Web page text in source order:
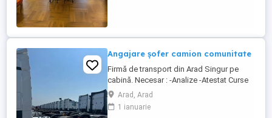
Angajare șofer camion comunitate
Firmă de transport din Arad Singur pe
cabină. Necesar : -Analize -Atestat Curse
circuit in 15 zile 3 zile libere 30 zile 7 zile
libere 8 săptămâni 14 zile libere
Austria,Cehia,Germania,Belgia, Franța,
Arad, Arad
1 ianuarie